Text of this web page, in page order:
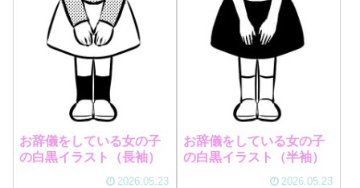
お辞儀をしている女の子
の白黒イラスト（長袖）
2026.05.23
お辞儀をしている女の子
の白黒イラスト（半袖）
2026.05.23